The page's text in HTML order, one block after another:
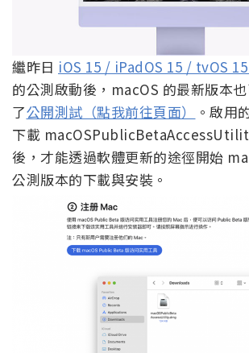
繼昨日 iOS 15 / iPadOS 15 / tvOS
的公測啟動後，macOS 的最新版本
了公開測試（點我前往頁面）
。啟用
下載
後，才能透過軟體更新的途徑開始
公測版本的下載與安裝。